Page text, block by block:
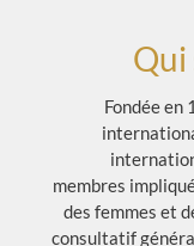
Qui
Fondée en
membres
des femmes et
consultatif